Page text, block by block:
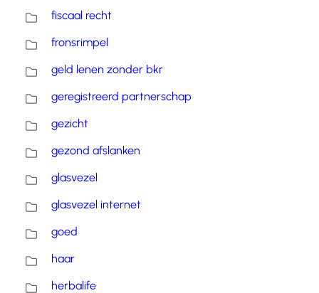
fiscaal recht
fronsrimpel
geld lenen zonder bkr
geregistreerd partnerschap
gezicht
gezond afslanken
glasvezel
glasvezel internet
goed
haar
herbalife